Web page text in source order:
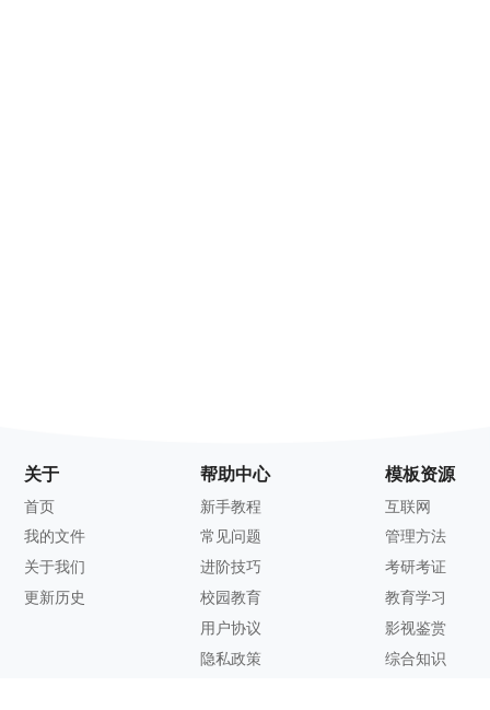
关于
首页
我的文件
关于我们
更新历史
帮助中心
新手教程
常见问题
进阶技巧
校园教育
用户协议
隐私政策
模板资源
互联网
管理方法
考研考证
教育学习
影视鉴赏
综合知识